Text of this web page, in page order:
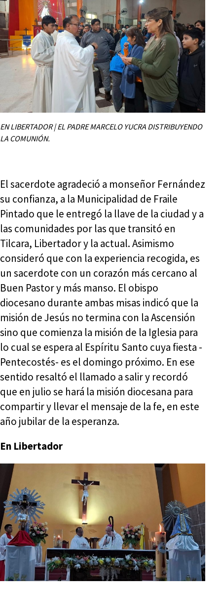
EN LIBERTADOR | EL PADRE MARCELO YUCRA DISTRIBUYENDO
LA COMUNIÓN.
El sacerdote agradeció a monseñor Fernández
su confianza, a la Municipalidad de Fraile
Pintado que le entregó la llave de la ciudad y a
las comunidades por las que transitó en
Tilcara, Libertador y la actual. Asimismo
consideró que con la experiencia recogida, es
un sacerdote con un corazón más cercano al
Buen Pastor y más manso. El obispo
diocesano durante ambas misas indicó que la
misión de Jesús no termina con la Ascensión
sino que comienza la misión de la Iglesia para
lo cual se espera al Espíritu Santo cuya fiesta -
Pentecostés- es el domingo próximo. En ese
sentido resaltó el llamado a salir y recordó
que en julio se hará la misión diocesana para
compartir y llevar el mensaje de la fe, en este
año jubilar de la esperanza.
En Libertador